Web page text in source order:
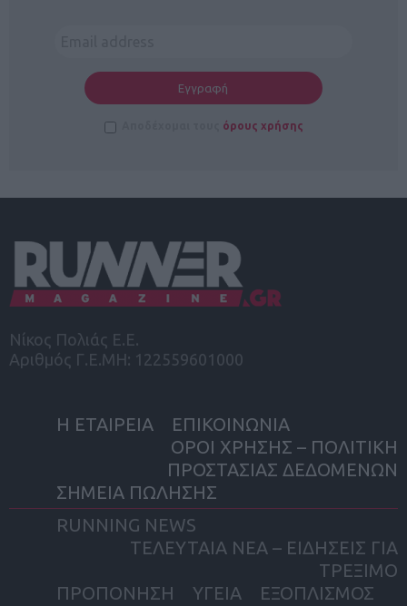
όρους χρήσης
Νίκος Πολιάς Ε.Ε.
Αριθμός Γ.Ε.ΜΗ: 122559601000
Η ΕΤΑΙΡΕΙΑ
ΕΠΙΚΟΙΝΩΝΙΑ
ΟΡΟΙ ΧΡΗΣΗΣ – ΠΟΛΙΤΙΚΗ
ΠΡΟΣΤΑΣΙΑΣ ΔΕΔΟΜΕΝΩΝ
ΣΗΜΕΙΑ ΠΩΛΗΣΗΣ
RUNNING NEWS
ΤΕΛΕΥΤΑΙΑ ΝΕΑ – ΕΙΔΗΣΕΙΣ ΓΙΑ
ΤΡΕΞΙΜΟ
ΠΡΟΠΟΝΗΣΗ
ΥΓΕΙΑ
ΕΞΟΠΛΙΣΜΟΣ